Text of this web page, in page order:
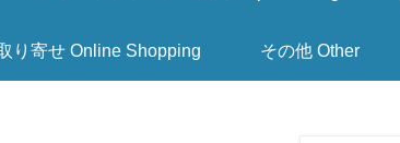
り寄せ Online Shopping その他 Other